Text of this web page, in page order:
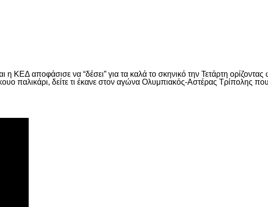
η ΚΕΔ αποφάσισε να “δέσει” για τα καλά το σκηνικό την Τετάρτη
παλικάρι, δείτε τι έκανε στον αγώνα Ολυμπιακός-Αστέρας Τρίπολης